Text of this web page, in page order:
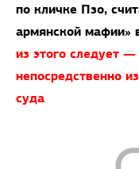
по кличке Пзо,
армянской мафии»
из этого следует
непосредственно
суда